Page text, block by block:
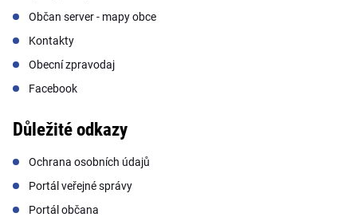
Občan server - mapy obce
Kontakty
Obecní zpravodaj
Facebook
Důležité odkazy
Ochrana osobních údajů
Portál veřejné správy
Portál občana